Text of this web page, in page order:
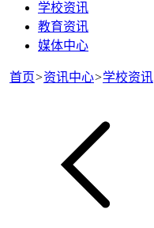
学校资讯
教育资讯
媒体中心
首页>资讯中心>学校资讯